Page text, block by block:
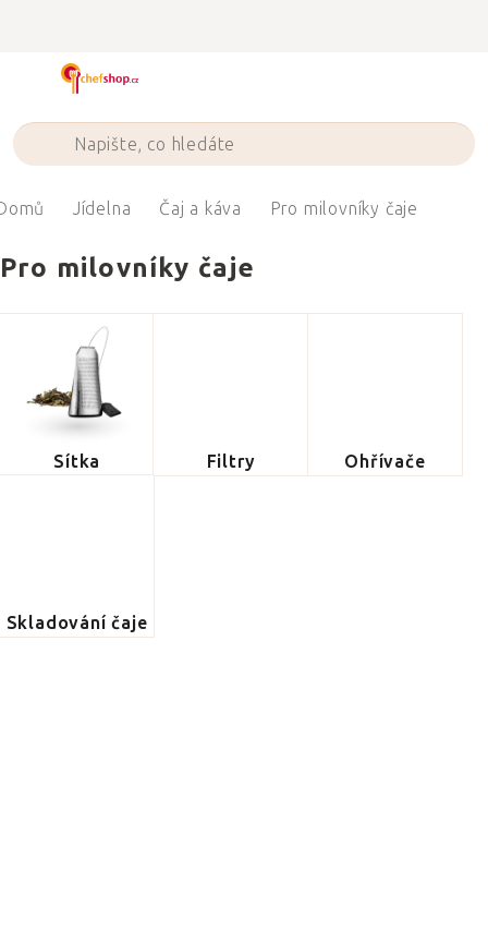
Jídelna Čaj a káva Pro milovníky čaje
Pro milovníky čaje
Sítka Filtry Ohřívače
Skladování čaje